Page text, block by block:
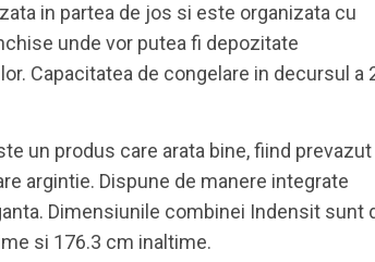
in partea de jos si este organizata cu
unde vor putea fi depozitate
Capacitatea de congelare in decursul a
un produs care arata bine, fiind prevazut
argintie. Dispune de manere integrate
Dimensiunile combinei Indensit sunt
si 176.3 cm inaltime.